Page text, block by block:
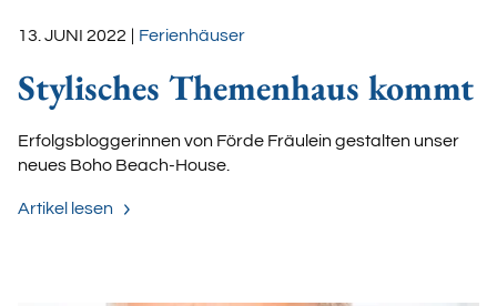
13. JUNI 2022 Ferienhäuser
Stylisches Themenhaus kommt
Erfolgsbloggerinnen von Förde Fräulein gestalten unser
neues Boho Beach-House.
Artikel lesen